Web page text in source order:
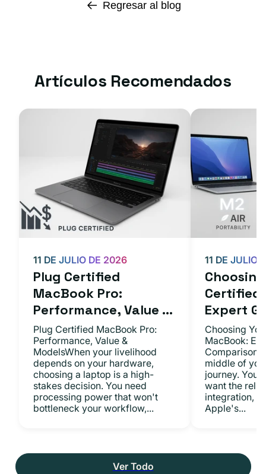
Regresar al blog
Artículos Recomendados
Plug Certified
MacBook Pro:
Performance, Value ...
11 DE JULIO DE 2026
Plug Certified MacBook Pro:
Performance, Value &
ModelsWhen your livelihood
depends on your hardware,
choosing a laptop is a high-
stakes decision. You need
processing power that won't
bottleneck your workflow,...
Certified
Expert
11 DE JULIO
Choosing
MacBook:
middle of
journey. You
want the
integration,
Apple's...
Ver Todo